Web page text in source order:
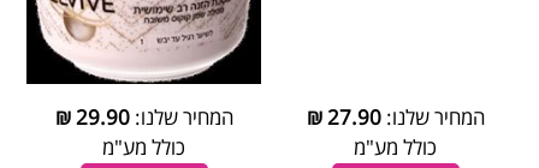
המחיר שלנו:27.90
₪
כולל מע"מ
המחיר שלנו:29.90
₪
כולל מע"מ